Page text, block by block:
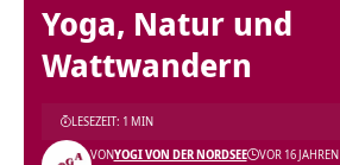
Yoga, Natur und
Wattwandern
VONYOGI VON DER NORDSEE VOR 16 JAHREN
LESEZEIT: 1 MIN